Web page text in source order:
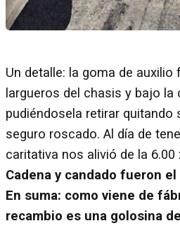
Un detalle: la goma de
largueros del chasis y bajo la
pudiéndosela retirar quitando
seguro roscado. Al día de
caritativa nos alivió de la 6.00
Cadena y candado fueron
En suma: como viene de
recambio es una golosina